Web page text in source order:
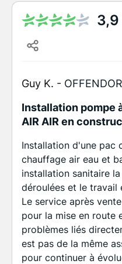
3,9
Guy K. -
Installation pompe
AIR AIR en
Installation d'une pac
chauffage air eau et
installation sanitaire
déroulées et le travail
Le service après
pour la mise en route
problèmes liés
est pas de la même
pour continuer à